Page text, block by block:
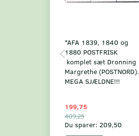
*AFA 1839, 1840 og
1880 POSTFRISK
komplet sæt Dronning
Margrethe (POSTNORD).
MEGA SJÆLDNE!!!
199,75
409,25
Du sparer: 209,50